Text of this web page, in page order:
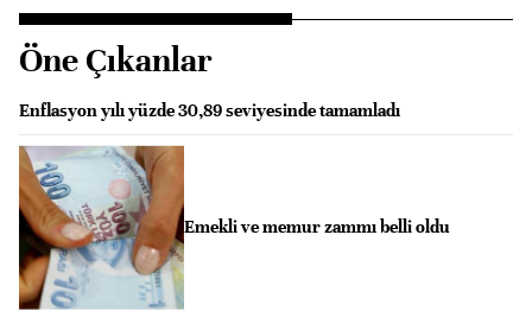
Öne Çıkanlar
Enflasyon yılı yüzde 30,89 seviyesinde tamamladı
Emekli ve memur zammı belli oldu